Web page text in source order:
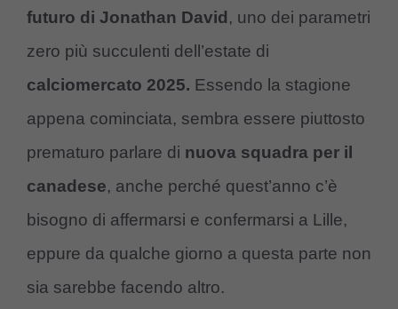
futuro di Jonathan David, uno dei parametri
zero più succulenti dell’estate di
calciomercato 2025. Essendo la stagione
appena cominciata, sembra essere piuttosto
prematuro parlare di nuova squadra per il
canadese, anche perché quest’anno c’è
bisogno di affermarsi e confermarsi a Lille,
eppure da qualche giorno a questa parte non
sia sarebbe facendo altro.